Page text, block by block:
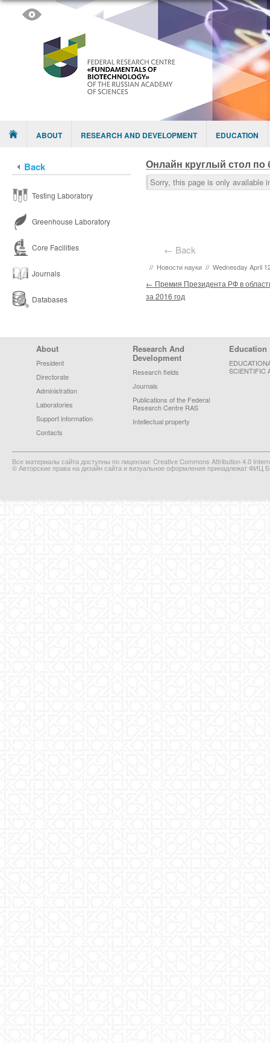
Menu ABOUT RESEARCH AND DEVELOPMENT EDUCATION
Back
Testing Laboratory
Greenhouse Laboratory
Core Facilities
Journals
Databases
Онлайн круглый стол
Sorry, this page is only available
← Back
// Новости науки // Wednesday April
Post navigation
← Премия Президента РФ в
за 2016 год
Footer Menu
About
President
Directorate
Administration
Laboratories
Support information
Contacts
Research And
Development
Research fields
Journals
Publications of the Federal
Research Centre RAS
Intellectual property
Education
SCIENTIFIC
Все материалы сайта доступны по лицензии: Creative Commons Attribution 4.0
© Авторские права на дизайн сайта и визуальное оформления принадлежат ФИЦ